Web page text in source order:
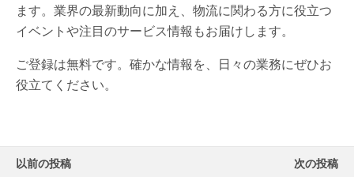
ます。業界の最新動向に加え、物流に関わる方に役立つ
イベントや注目のサービス情報もお届けします。
ご登録は無料です。確かな情報を、日々の業務にぜひお
役立てください。
以前の投稿 次の投稿